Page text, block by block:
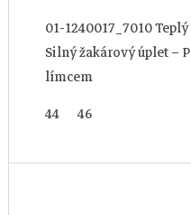
01-1240017_7010
Silný žakárový úplet –
límcem
44
46